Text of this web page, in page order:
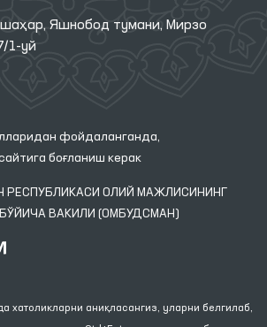
Яшнобод тумани, Мирзо
1-уй
фойдаланганда,
боғланиш керак
РЕСПУБЛИКАСИ ОЛИЙ МАЖЛИСИНИНГ
ВАКИЛИ (ОМБУДСМАН)
хатоликларни аниқласангиз, уларни белгилаб,